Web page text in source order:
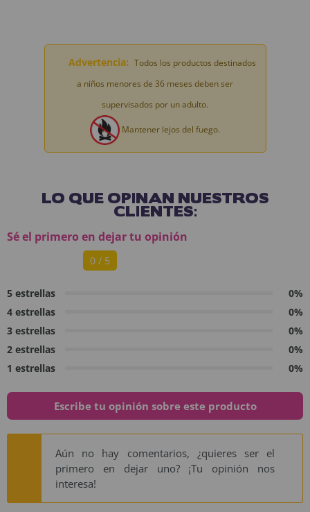
Advertencia: Todos los productos destinados
a niños menores de 36 meses deben ser
supervisados por un adulto.
Mantener lejos del fuego.
LO QUE OPINAN NUESTROS
CLIENTES:
Sé el primero en dejar tu opinión
0 / 5
5 estrellas
0%
4 estrellas
0%
3 estrellas
0%
2 estrellas
0%
1 estrellas
0%
Escribe tu opinión sobre este producto
Aún no hay comentarios, ¿quieres ser el
primero en dejar uno? ¡Tu opinión nos
interesa!